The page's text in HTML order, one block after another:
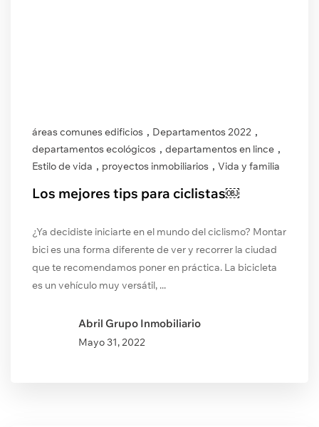
áreas comunes edificios , Departamentos 2022 ,
departamentos ecológicos , departamentos en lince ,
Estilo de vida , proyectos inmobiliarios , Vida y familia
Los mejores tips para ciclistas￼
¿Ya decidiste iniciarte en el mundo del ciclismo? Montar
bici es una forma diferente de ver y recorrer la ciudad
que te recomendamos poner en práctica. La bicicleta
es un vehículo muy versátil, ...
Abril Grupo Inmobiliario
Mayo 31, 2022